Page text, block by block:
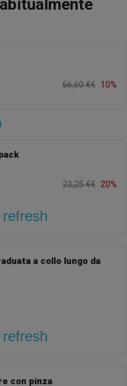
66,60 €€ 10%
23,25 €€ 20%
refresh
a collo lungo da
refresh
con pinza